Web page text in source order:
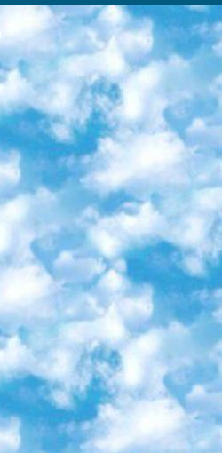
подборку онлайн-проектов с интерактивными упражнениями, видеолекциями и статьями. Они помогут вам обрести новые и освежить старые знания бесплатно. 1. «ИНТУИТ» Старейшая образовательная площадка Рунета. Здесь вы найдёте сотни текстовых и видеокурсов на десятки различных тем — от программирования до психологии. Многие курсы подготовлены российскими университетами и крупными международными компаниями вроде Intel и Microsoft. Самостоятельное обучение бесплатное, но желающие могут оплатить услуги персональных наставников. 2. «Смартия» знакомит с актуальными профессиями и подсказывает, как им обучаться. Выбрав заинтересовавшую вас специальность — SMM-специалист, фотограф, веб-дизайнер или другую, — увидите список необходимых для неё умений. Чтобы вы могли освоить их самостоятельно, для каждого умения площадка отображает подборку ссылок на учебные материалы. Хотя «Смартия» ориентируется на русскоязычную аудиторию, часть контента всё же доступна только на английском. 3. «Лекторий Физтеха» Проект Московского физико-технического института (Физтеха). С его помощью вы можете смотреть онлайн серии лекций, записанные на видео в этом вузе. В числе доступных предметов — физика, биология, химия, информационные технологии и другие. К некоторым лекциям администрация ресурса прилагает готовые конспекты, которые можно скачивать в PDF-формате. 4. ITMOcourses Онлайн-площадка Санкт-Петербургского национального исследовательского университета информационных технологий, механики и оптики (ИТМО). Ресурс предоставляет свободный доступ к курсам, разработанным в этом вузе. Каталог материалов разбит на четыре категории: «Оптические системы и технологии», «Приборостроение и робототехника», «Информационные технологии» и «Биотехнологии». Курсы состоят из видеолекций, интерактивных демонстраций и заданий. 5. «КиберЛенинка» Электронная научная библиотека открытого доступа. Каталог площадки регулярно обрастает текстами статей из различных научных изданий. Сгруппированные по журналам и рубрикам публикации можно читать онлайн или скачивать целиком в PDF-формате. Проект нацелен на популяризацию науки за счёт открытого доступа к качественной информации. 6. «ПостНаука» На этом ресурсе публикуют подборки видеолекций, составленные экспертами из разных отраслей и объединённые общими темами. Среди них, к примеру, есть серии «Биоинформатика и геномика», «Культура средневековой Скандинавии» и Cinema Studies о теории кино. Каждая подборка лекций — логически связанная история, рассказанная экспертом от первого лица. Кроме того, на сайте появляются научно-образовательные статьи и тесты на разные темы. 7. «Newочём» Команда проекта «Newочём» отбирает самые интересные тексты из англоязычных СМИ и переводит те из них, за которые голосуют участники сообщества «ВКонтакте». По большей части это научно-популярные статьи. Редакторы придумывают лишь заголовки, в остальном содержание переводов соответствует оригиналам. Полные тексты можно читать прямо в социальной сети. 8. InternetUrok Онлайн-база материалов по основным дисциплинам школьной программы. Информация на сайте структурирована по классам, предметам и темам (урокам). Каждый урок состоит из видеолекций и конспектов. Есть также интерактивные тренажёры и тесты для закрепления пройденного материала. Даже если вы давно окончили школу, возможность повторить программу старших классов всегда может пригодиться. 9. Edutainme Ещё один ресурс об образовании. В отличие от Newtonew, как мне кажется, Edutainme больше ориентируется на представителей индустрии: педагогов, предпринимателей, разработчиков образовательных проектов. Но и любой, кто просто стремится к саморазвитию, найдёт на сайте много полезного и интересного для себя. Например, информацию о новых курсах и образовательных сервисах. 10. Newtonew Онлайн-медиа об образовании и обучении в широком смысле. Авторы Newtonew пишут об инструментах, заведениях, тактиках и стратегиях, которые помогают учить других и получать новые знания самостоятельно. На этой площадке вы найдёте новости, обзоры, аналитические мат